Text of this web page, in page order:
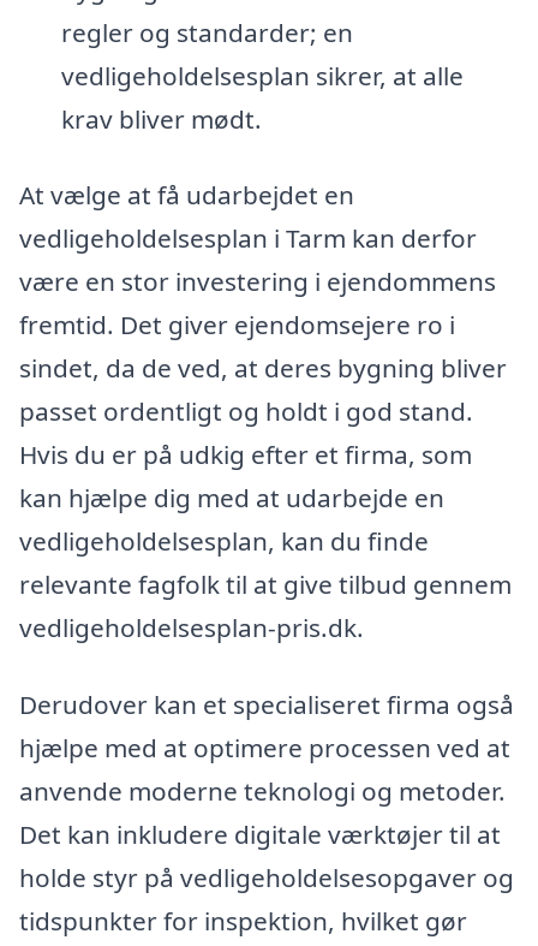
regler og standarder; en
vedligeholdelsesplan sikrer, at alle
krav bliver mødt.
At vælge at få udarbejdet en
vedligeholdelsesplan i Tarm kan derfor
være en stor investering i ejendommens
fremtid. Det giver ejendomsejere ro i
sindet, da de ved, at deres bygning bliver
passet ordentligt og holdt i god stand.
Hvis du er på udkig efter et firma, som
kan hjælpe dig med at udarbejde en
vedligeholdelsesplan, kan du finde
relevante fagfolk til at give tilbud gennem
vedligeholdelsesplan-pris.dk.
Derudover kan et specialiseret firma også
hjælpe med at optimere processen ved at
anvende moderne teknologi og metoder.
Det kan inkludere digitale værktøjer til at
holde styr på vedligeholdelsesopgaver og
tidspunkter for inspektion, hvilket gør